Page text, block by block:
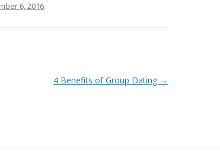
6, 2016.
4 Benefits of Group Dating →